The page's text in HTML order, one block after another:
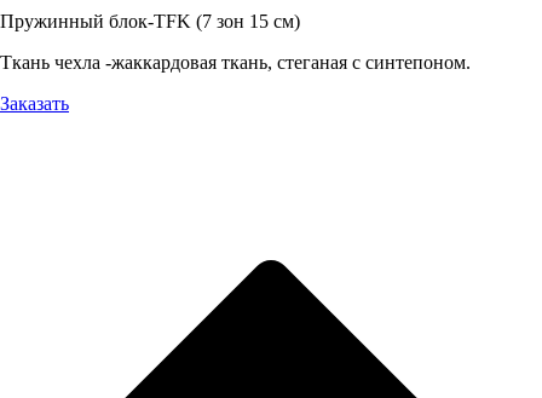
Пружинный блок-TFK (7 зон 15 см)
Ткань чехла -жаккардовая ткань, стеганая с синтепоном.
Заказать